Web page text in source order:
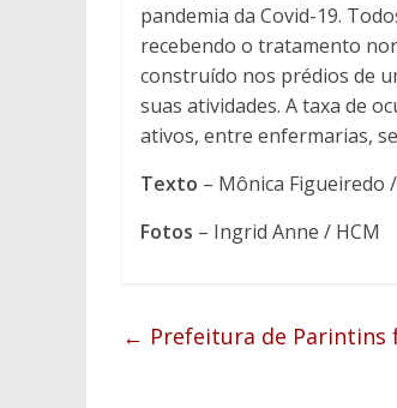
pandemia da Covid-19.
recebendo o tratamento
construído nos prédios de
suas atividades. A taxa de
ativos, entre enfermarias,
Texto – Mônica Figueiredo
Fotos – Ingrid Anne / HCM
← Prefeitura de Parintins